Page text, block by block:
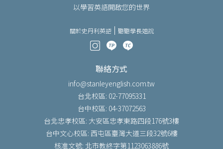
以學習英語開啟您的世界
關於史丹利英語 聽聽學長姐說
聯絡方式
info@stanleyenglish.com.tw
台北校區: 02-77095331
台中校區: 04-37072563
台北忠孝校區: 大安區忠孝東路四段176號3樓
台中文心校區: 西屯區臺灣大道三段32號6樓
核准文號: 北市教終字第1123063886號